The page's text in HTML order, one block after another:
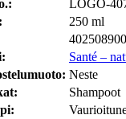
LOGO-
250 ml
Santé –
Neste
Shampoot